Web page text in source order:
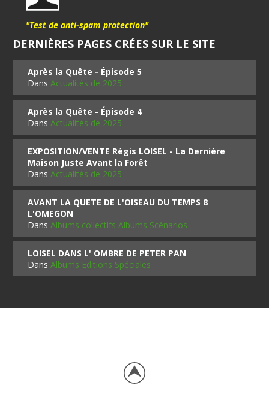
"Test de anti-spam protection"
DERNIÈRES PAGES CRÉES SUR LE SITE
Après la Quête - Épisode 5
DansActualités de 2025
Après la Quête - Épisode 4
DansActualités de 2025
EXPOSITION/VENTE Régis LOISEL - La Dernière
Maison Juste Avant la Forêt
DansActualités de 2025
AVANT LA QUETE DE L'OISEAU DU TEMPS 8
L'OMEGON
DansAlbums collectifs Albums Scénarios
LOISEL DANS L' OMBRE DE PETER PAN
DansAlbums Editions Spéciales